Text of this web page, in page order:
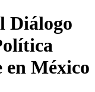
Diálogo
México